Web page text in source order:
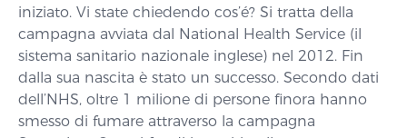
iniziato. Vi state chiedendo cos’é? Si tratta della
campagna avviata dal National Health Service (il
sistema sanitario nazionale inglese) nel 2012. Fin
dalla sua nascita è stato un successo. Secondo dati
dell’NHS, oltre 1 milione di persone finora hanno
smesso di fumare attraverso la campagna